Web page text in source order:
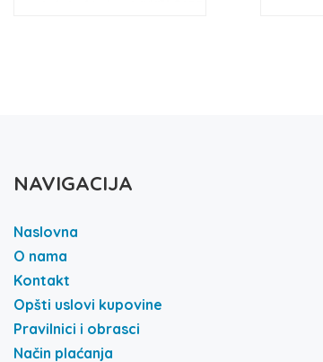
NAVIGACIJA
Naslovna
O nama
Kontakt
Opšti uslovi kupovine
Pravilnici i obrasci
Način plaćanja